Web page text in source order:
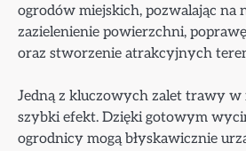
ogrodów miejskich, pozwalając na
zazielenienie powierzchni,
oraz stworzenie atrakcyjnych
Jedną z kluczowych zalet trawy w
szybki efekt. Dzięki gotowym
ogrodnicy mogą błyskawicznie